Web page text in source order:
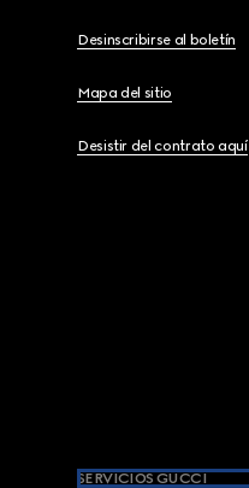
Desinscribirse al boletín
Mapa del sitio
Desistir del contrato aquí
SERVICIOS GUCCI